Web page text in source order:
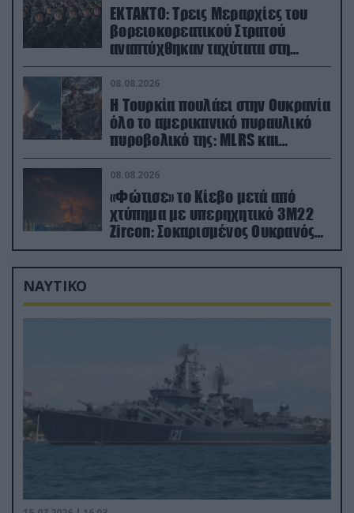
ΕΚΤΑΚΤΟ: Τρεις Μεραρχίες του
βορειοκορεατικού Στρατού
αναπτύχθηκαν ταχύτατα στη
Ρωσία
08.08.2026
Η Τουρκία πουλάει στην Ουκρανία
όλο το αμερικανικό πυραυλικό
πυροβολικό της: MLRS και
ΑΤΑCMS
08.08.2026
«Φώτισε» το Κίεβο μετά από
χτύπημα με υπερηχητικό 3M22
Zircon: Σοκαρισμένος Ουκρανός
κατέγραψε τη στιγμή (βίντεο)
ΝΑΥΤΙΚΟ